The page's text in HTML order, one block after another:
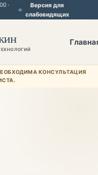
·
Версия для
слабовидящих
КОНСУЛЬТАЦИЯ